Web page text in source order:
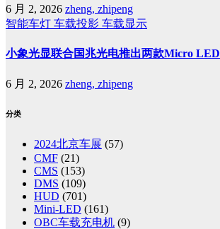
6 月 2, 2026 zheng, zhipeng
智能车灯 车载投影 车载显示
小象光显联合国兆光电推出两款Micro
6 月 2, 2026 zheng, zhipeng
分类
2024北京车展 (57)
CMF (21)
CMS (153)
DMS (109)
HUD (701)
Mini-LED (161)
OBC车载充电机 (9)